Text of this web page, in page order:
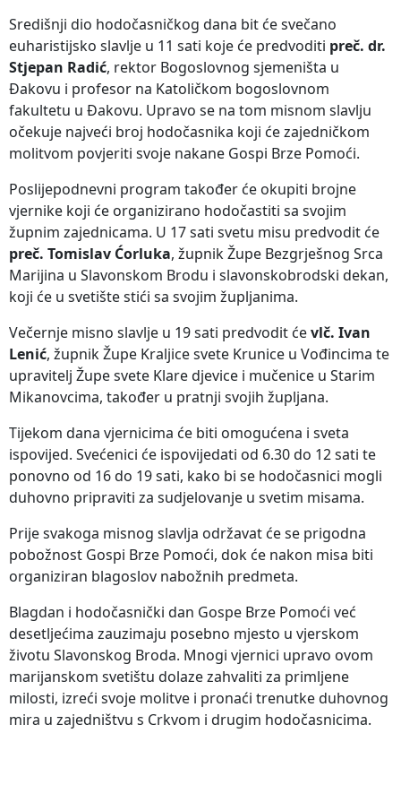
Središnji dio hodočasničkog dana bit će svečano
euharistijsko slavlje u 11 sati koje će predvoditi preč. dr.
Stjepan Radić, rektor Bogoslovnog sjemeništa u
Đakovu i profesor na Katoličkom bogoslovnom
fakultetu u Đakovu. Upravo se na tom misnom slavlju
očekuje najveći broj hodočasnika koji će zajedničkom
molitvom povjeriti svoje nakane Gospi Brze Pomoći.
Poslijepodnevni program također će okupiti brojne
vjernike koji će organizirano hodočastiti sa svojim
župnim zajednicama. U 17 sati svetu misu predvodit će
preč. Tomislav Ćorluka, župnik Župe Bezgrješnog Srca
Marijina u Slavonskom Brodu i slavonskobrodski dekan,
koji će u svetište stići sa svojim župljanima.
Večernje misno slavlje u 19 sati predvodit ćevlč. Ivan
Lenić, župnik Župe Kraljice svete Krunice u Vođincima te
upravitelj Župe svete Klare djevice i mučenice u Starim
Mikanovcima, također u pratnji svojih župljana.
Tijekom dana vjernicima će biti omogućena i sveta
ispovijed. Svećenici će ispovijedati od 6.30 do 12 sati te
ponovno od 16 do 19 sati, kako bi se hodočasnici mogli
duhovno pripraviti za sudjelovanje u svetim misama.
Prije svakoga misnog slavlja održavat će se prigodna
pobožnost Gospi Brze Pomoći, dok će nakon misa biti
organiziran blagoslov nabožnih predmeta.
Blagdan i hodočasnički dan Gospe Brze Pomoći već
desetljećima zauzimaju posebno mjesto u vjerskom
životu Slavonskog Broda. Mnogi vjernici upravo ovom
marijanskom svetištu dolaze zahvaliti za primljene
milosti, izreći svoje molitve i pronaći trenutke duhovnog
mira u zajedništvu s Crkvom i drugim hodočasnicima.